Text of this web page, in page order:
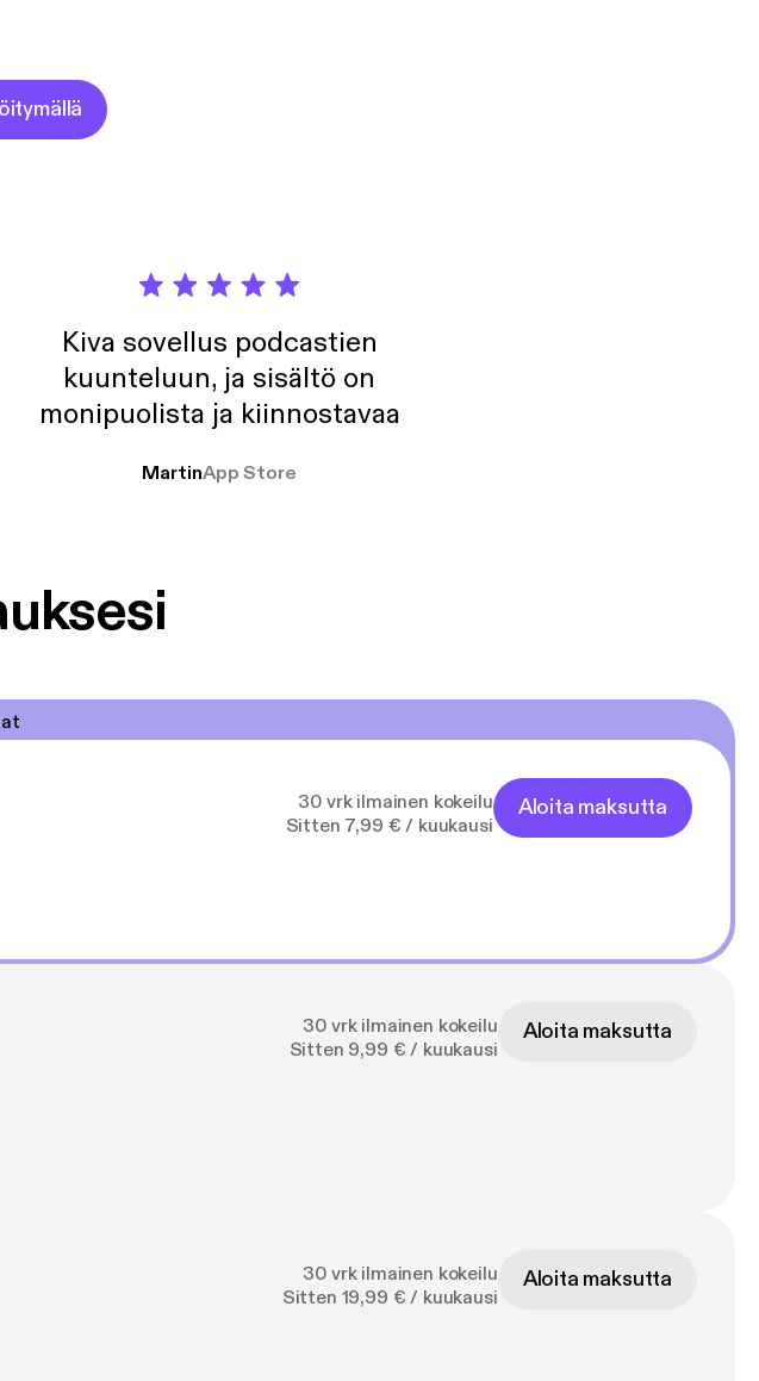
now be produced for podcasting. Please
room/
Kiva sovellus podcastien
kuunteluun, ja sisältö on
monipuolista ja kiinnostavaa
MartinApp Store
30 vrk ilmainen kokeilu
Sitten 7,99 € / kuukausi
Aloita maksutta
30 vrk ilmainen kokeilu
Sitten 9,99 € / kuukausi
Aloita maksutta
30 vrk ilmainen kokeilu
Sitten 19,99 € / kuukausi
Aloita maksutta